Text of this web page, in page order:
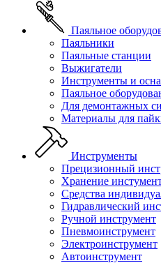
Паяльное
Паяльники
Паяльные станции
Выжигатели
Инструменты и
Паяльное
Для демонтажных
Материалы для
Инструменты
Прецизионный
Хранение
Средства
Гидравлический
Ручной инструмент
Пневмоинструмент
Электроинструмент
Автоинструмент